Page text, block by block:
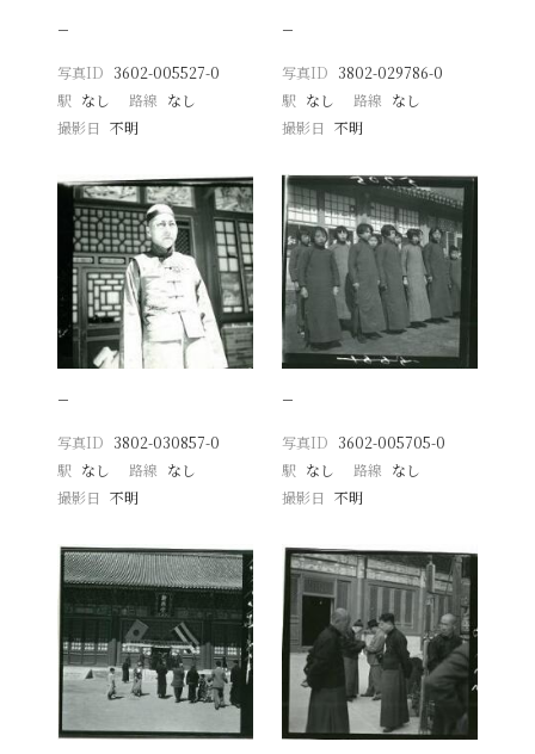
−
写真ID 3602-005527-0
駅 なし 路線 なし
撮影日
不明
−
写真ID 3802-029786-0
駅 なし 路線 なし
撮影日 不明
−
写真ID 3802-030857-0
駅 なし 路線 なし
撮影日
不明
−
写真ID 3602-005705-0
駅 なし 路線 なし
撮影日 不明